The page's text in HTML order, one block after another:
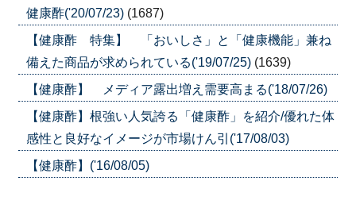
健康酢('20/07/23) (1687)
【健康酢 特集】 「おいしさ」と「健康機能」兼ね
備えた商品が求められている('19/07/25) (1639)
【健康酢】 メディア露出増え需要高まる('18/07/26)
【健康酢】根強い人気誇る「健康酢」を紹介/優れた体
感性と良好なイメージが市場けん引('17/08/03)
【健康酢】('16/08/05)